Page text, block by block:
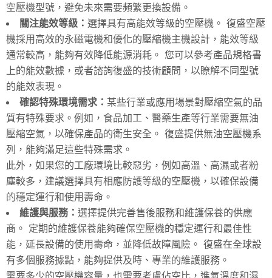
空壓機型號，避免未來需要頻繁更換設備。
關注能效等級： 選擇具有高能效等級的空壓機。 復盛空壓
機採用高效的永磁電機和優化的壓縮機主機設計，能效等級
通常較高，能夠有效降低能源消耗。 您可以參考產品規格書
上的能效數據，或者諮詢復盛的技術顧問，以瞭解不同型號
的能效表現。
確認特殊環境需求： 某些行業或應用場景對壓縮空氣的品
質有特殊要求。例如，食品加工、醫藥生產等行業需要無油
壓縮空氣，以確保產品的衛生安全。 復盛提供無油空壓機系
列，能夠滿足這些特殊需求。
此外，如果您的工廠環境比較惡劣，例如高溫、高濕或者粉
塵較多，建議選擇具有相應防護等級的空壓機，以確保設備
的穩定運行和使用壽命。
維護與服務： 選擇提供完善售後服務和維護保養的供應
商。 定期的維護保養能夠確保空壓機的穩定運行和最佳性
能，延長設備的使用壽命，並降低故障風險。 復盛在全球設
有多個服務據點，能夠提供及時、專業的維護服務。
需要多少的空壓機容量，也需要考慮佔空比，進氣溫度和濕